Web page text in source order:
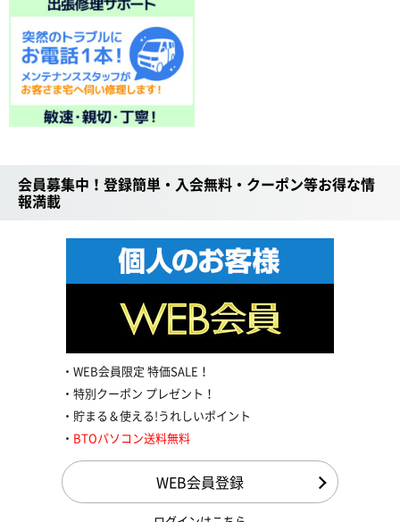
会員募集中！登録簡単・入会無料・クーポン等お得な情
報満載
WEB会員限定 特価SALE！
特別クーポン プレゼント！
貯まる＆使える!うれしいポイント
BTOパソコン送料無料
WEB会員登録